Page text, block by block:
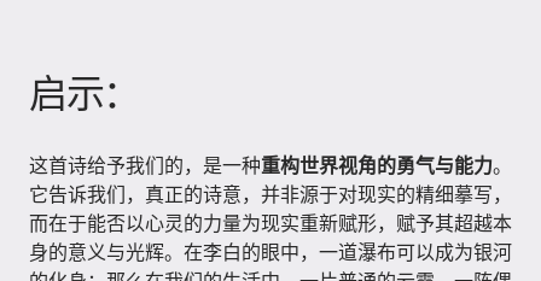
启示：
这首诗给予我们的，是一种重构世界视角的勇气与能力。
它告诉我们，真正的诗意，并非源于对现实的精细摹写，
而在于能否以心灵的力量为现实重新赋形，赋予其超越本
身的意义与光辉。在李白的眼中，一道瀑布可以成为银河